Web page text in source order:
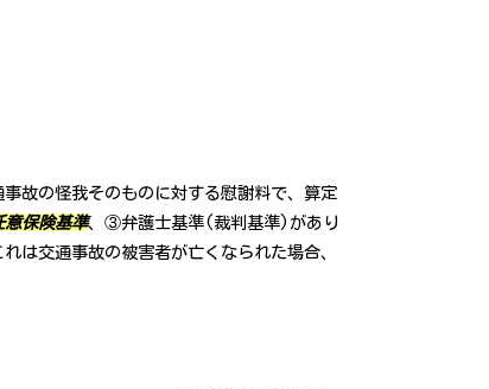
故の怪我そのものに対する慰謝料で、算定
意保険基準、③弁護士基準(裁判基準)があり
は交通事故の被害者が亡くなられた場合、